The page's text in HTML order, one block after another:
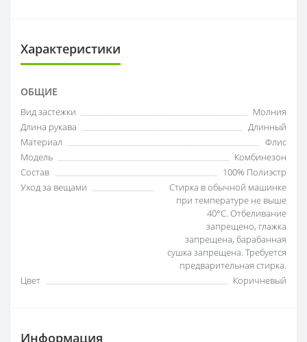
Характеристики
ОБЩИЕ
Вид застежки
Молния
Длина рукава
Длинный
Материал
Флис
Модель
Комбинезон
Состав
100% Полиэстр
Уход за вещами
Стирка в обычной машинке
при температуре не выше
40°С. Отбеливание
запрещено, глажка
запрещена, барабанная
сушка запрещена. Требуется
предварительная стирка.
Цвет
Коричневый
Информация